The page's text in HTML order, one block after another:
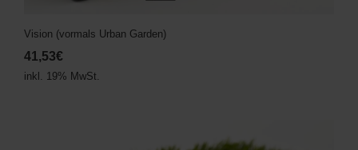
Vision (vormals Urban Garden)
41,53€
inkl. 19% MwSt.